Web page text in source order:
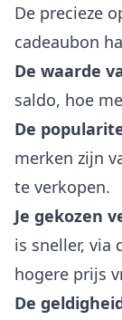
De precieze
cadeaubon
De waarde
saldo, hoe
De
merken zijn
te verkopen.
Je gekozen
is sneller, via
hogere prijs
De